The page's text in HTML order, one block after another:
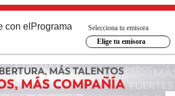
con el Programa
Selecciona tu emisora
Elige tu emisora